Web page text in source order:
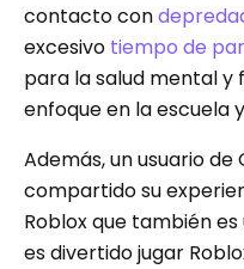
contacto con
excesivo tiempo de
para la salud mental y
enfoque en la escuela
Además, un usuario
compartido su
Roblox que también es
es divertido jugar